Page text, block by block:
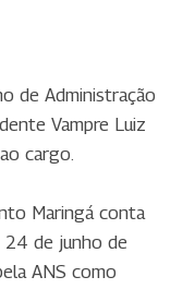
de Administração
Vampre Luiz
cargo.
Maringá conta
24 de junho de
ANS como